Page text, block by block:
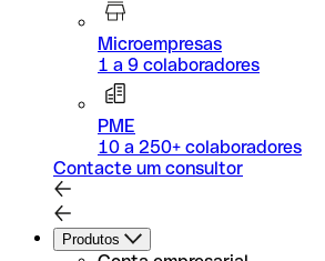
Microempresas
1 a 9 colaboradores
PME
10 a 250+ colaboradores
Contacte um consultor
Produtos